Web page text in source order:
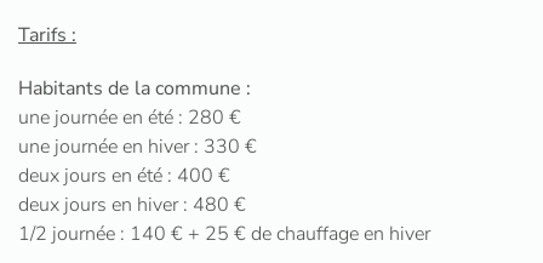
Tarifs :
Habitants de la commune :
une journée en été : 280 €
une journée en hiver : 330 €
deux jours en été : 400 €
deux jours en hiver : 480 €
1/2 journée : 140 € + 25 € de chauffage en hiver